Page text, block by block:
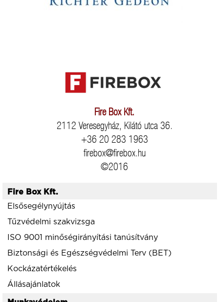
Fire Box Kft.
2112 Veresegyház, Kilátó utca 36.
+36 20 283 1963
firebox@firebox.hu
©2016
Fire Box Kft.
Elsősegélynyújtás
Tűzvédelmi szakvizsga
ISO 9001 minőségirányítási tanúsítvány
Biztonsági és Egészségvédelmi Terv (BET)
Kockázatértékelés
Állásajánlatok